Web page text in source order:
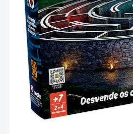
10º bolsa termica